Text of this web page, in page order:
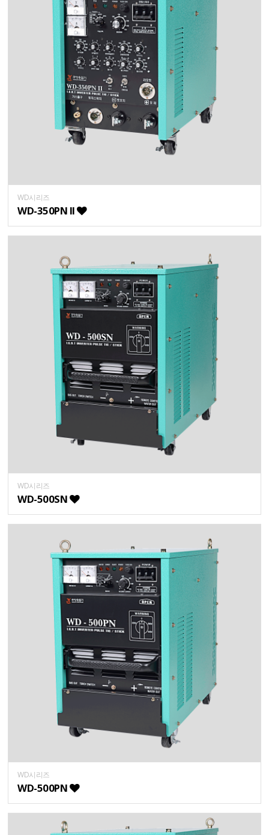
WD시리즈
WD-350PN II
WD시리즈
WD-500SN
WD시리즈
WD-500PN